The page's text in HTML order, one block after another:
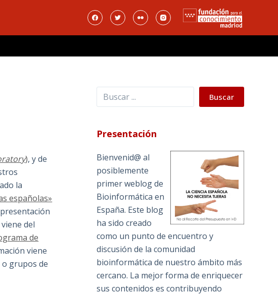
), y de
la
españolas»
del
de
viene
o grupos de
Buscar Buscar
Presentación
Bienvenid@ al
posiblemente
primer weblog de
Bioinformática en
España. Este blog
ha sido creado
como un punto de encuentro y
discusión de la comunidad
bioinformática de nuestro ámbito más
cercano. La mejor forma de enriquecer
sus contenidos es contribuyendo